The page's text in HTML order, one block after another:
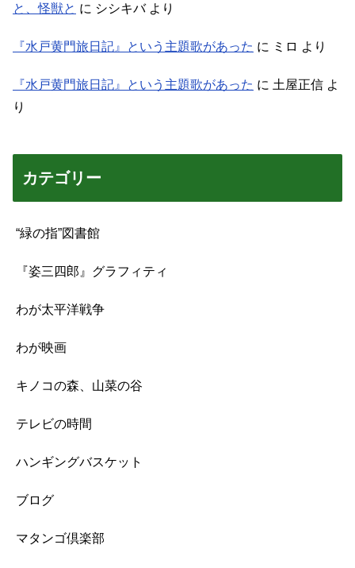
と、怪獣と に シシキバより
『水戸黄門旅日記』という主題歌があった に ミロ より
『水戸黄門旅日記』という主題歌があった に 土屋正信 よ
り
カテゴリー
“緑の指”図書館
『姿三四郎』グラフィティ
わが太平洋戦争
わが映画
キノコの森、山菜の谷
テレビの時間
ハンギングバスケット
ブログ
マタンゴ倶楽部